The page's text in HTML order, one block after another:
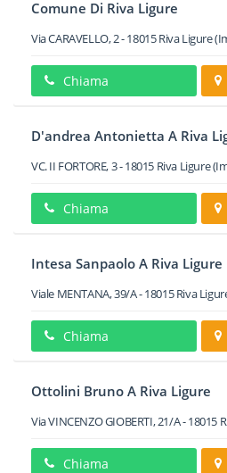
Comune Di Riva Ligure
Via CARAVELLO, 2-18015Riva Ligure
Chiama
D'andrea Antonietta A Riva
VC. II FORTORE, 3-18015 Riva Ligure
Chiama
Intesa Sanpaolo A Riva Ligure
Viale MENTANA, 39/A-18015 Riva
Chiama
Ottolini Bruno A Riva Ligure
Via VINCENZO GIOBERTI, 21/A-18015
Chiama